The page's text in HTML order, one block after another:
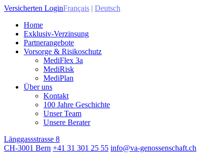
Versicherten LoginFrançais | Deutsch
Home
Exklusiv-Verzinsung
Partnerangebote
Vorsorge & Risikoschutz
MediFlex 3a
MediRisk
MediPlan
Über uns
Kontakt
100 Jahre Geschichte
Unser Team
Unsere Berater
Länggassstrasse 8
CH-3001 Bern +41 31 301 25 55 info@va-genossenschaft.ch